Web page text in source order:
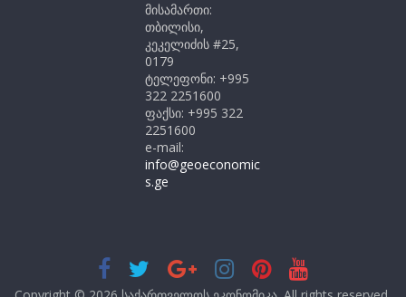
მისამართი:
თბილისი,
კეკელიძის #25,
0179
ტელეფონი: +995
322 2251600
ფაქსი: +995 322
2251600
e-mail:
info@geoeconomic
s.ge